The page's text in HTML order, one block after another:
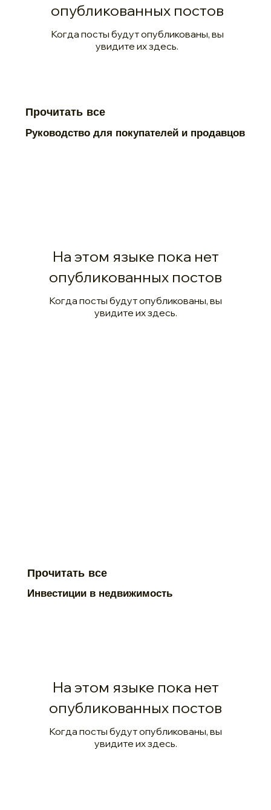
опубликованных постов
Когда посты будут опубликованы, вы
увидите их здесь.
На этом языке пока нет
опубликованных постов
Когда посты будут опубликованы, вы
увидите их здесь.
Прочитать все
Инвестиции в недвижимость
На этом языке пока нет
опубликованных постов
Когда посты будут опубликованы, вы
увидите их здесь.
Прочитать все
Руководство для покупателей и продавцов